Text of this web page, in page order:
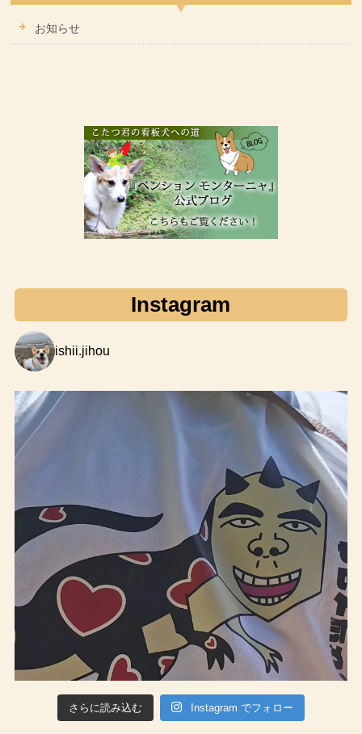
お知らせ
Instagram
ishii.jihou
さらに読み込む Instagram でフォロー